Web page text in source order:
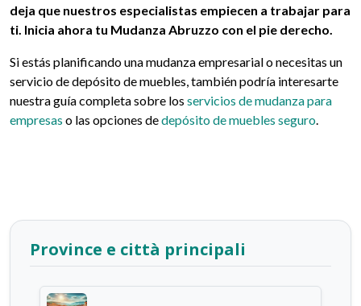
deja que nuestros especialistas empiecen a trabajar para
ti. Inicia ahora tu Mudanza Abruzzo con el pie derecho.
Si estás planificando una mudanza empresarial o necesitas un
servicio de depósito de muebles, también podría interesarte
nuestra guía completa sobre los servicios de mudanza para
empresas o las opciones dedepósito de muebles seguro.
Province e città principali